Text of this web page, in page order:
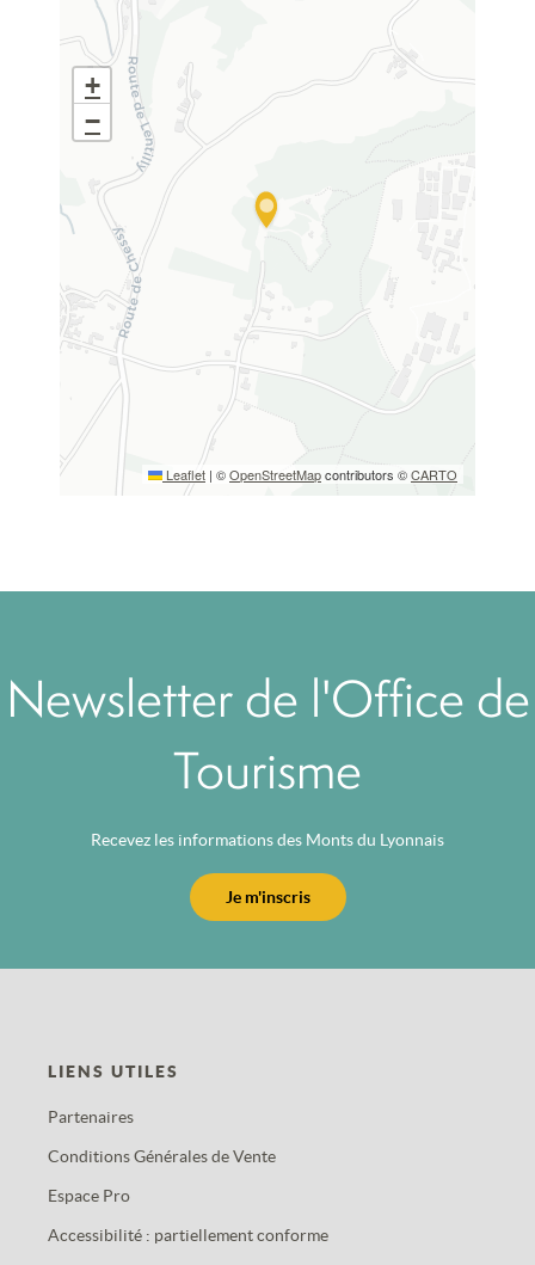
+
−
Leaflet | ©OpenStreetMapcontributors ©CARTO
Newsletter de l'Office de
Tourisme
Recevez les informations des Monts du Lyonnais
Je m'inscris
LIENS UTILES
Partenaires
Conditions Générales de Vente
Espace Pro
Accessibilité : partiellement conforme